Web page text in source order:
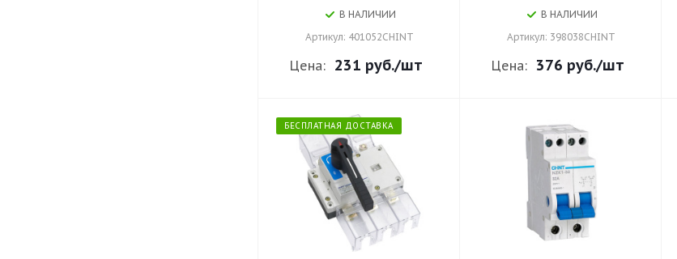
В НАЛИЧИИ
Артикул: 401052CHINT
Цена: 231 руб./шт
В НАЛИЧИИ
Артикул: 398038CHINT
Цена: 376 руб./шт
БЕСПЛАТНАЯ ДОСТАВКА